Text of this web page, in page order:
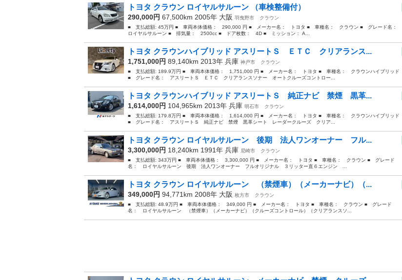
トヨタ クラウン ロイヤルサルーン （車検整備付）
290,000円 67,500km 2005年 大阪 羽曳野市
クラウン
■ 支払総額: 45万円 ■ 車両本体価格： 290,000 円 ■ メーカー名： トヨタ ■ 車種名： クラウン ■ グレード名：
ロイヤルサルーン ■ 排気量： 2500cc ■ ドア枚数： 4D ■ ミッション： A...
トヨタ クラウンハイブリッド アスリートＳ ＥＴＣ クリアランス...
1,751,000円 89,140km 2013年 兵庫 神戸市
クラウン
■ 支払総額: 189.9万円 ■ 車両本体価格： 1,751,000 円 ■ メーカー名： トヨタ ■ 車種名： クラウンハイブリッド
■ グレード名： アスリートＳ ＥＴＣ クリアランスソナー オートクルーズコントロー...
トヨタ クラウンハイブリッド アスリートＳ 純正ナビ 禁煙 黒革...
1,614,000円 104,965km 2013年 兵庫 明石市
クラウン
■ 支払総額: 179.8万円 ■ 車両本体価格： 1,614,000 円 ■ メーカー名： トヨタ ■ 車種名： クラウンハイブリッド
■ グレード名： アスリートＳ 純正ナビ 禁煙 黒革シート レーダークルーズ クリア...
トヨタ クラウン ロイヤルサルーン 後期 法人ワンオーナー フル...
3,300,000円 18,240km 1991年 兵庫 尼崎市
クラウン
■ 支払総額: 343万円 ■ 車両本体価格： 3,300,000 円 ■ メーカー名： トヨタ ■ 車種名： クラウン ■ グレード
名： ロイヤルサルーン 後期 法人ワンオーナー フルオリジナル ３リッター直６エンジン ...
トヨタ クラウン ロイヤルサルーン （禁煙車）（メーカーナビ）（...
349,000円 94,771km 2008年 大阪 枚方市
クラウン
■ 支払総額: 48.9万円 ■ 車両本体価格： 349,000 円 ■ メーカー名： トヨタ ■ 車種名： クラウン ■ グレード
名： ロイヤルサルーン （禁煙車）（メーカーナビ）（クルーズコントロール）（クリアランスソ...